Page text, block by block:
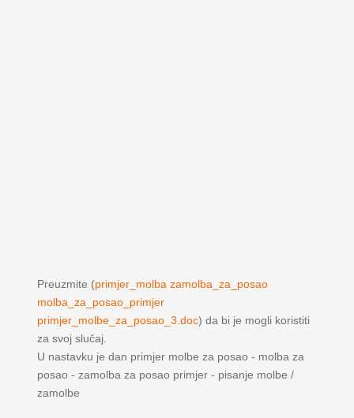
Preuzmite (primjer_molba zamolba_za_posao
molba_za_posao_primjer
primjer_molbe_za_posao_3.doc) da bi je mogli koristiti
za svoj slučaj.
U nastavku je dan primjer molbe za posao - molba za
posao - zamolba za posao primjer - pisanje molbe /
zamolbe